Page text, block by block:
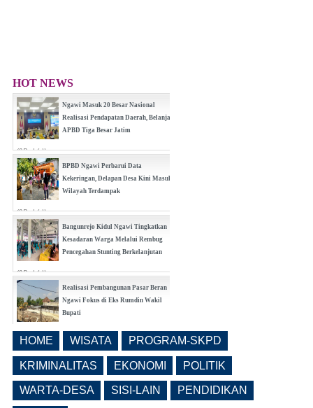
HOT NEWS
Ngawi Masuk 20 Besar Nasional
Realisasi Pendapatan Daerah, Belanja
APBD Tiga Besar Jatim
(0 Reply(s))
BPBD Ngawi Perbarui Data
Kekeringan, Delapan Desa Kini Masuk
Wilayah Terdampak
(0 Reply(s))
Bangunrejo Kidul Ngawi Tingkatkan
Kesadaran Warga Melalui Rembug
Pencegahan Stunting Berkelanjutan
(0 Reply(s))
Realisasi Pembangunan Pasar Beran
Ngawi Fokus di Eks Rumdin Wakil
Bupati
Buka Seleksi Direktur PDAM Definitif
(0 Reply(s))
HOME WISATA PROGRAM-SKPD
KRIMINALITAS EKONOMI POLITIK
WARTA-DESA SISI-LAIN PENDIDIKAN